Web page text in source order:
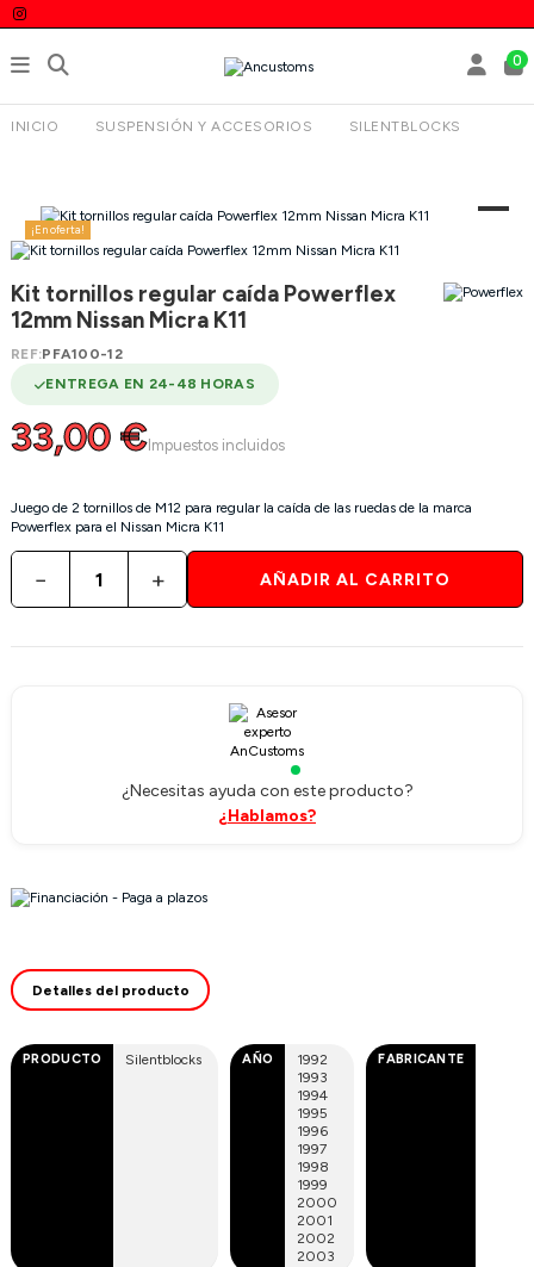
0
INICIO SUSPENSIÓN Y ACCESORIOS
SILENTBLOCKS
¡En oferta!
Kit tornillos regular caída Powerflex
12mm Nissan Micra K11
REF:PFA100-12
ENTREGA EN 24-48 HORAS
33,00 € Impuestos incluidos
Juego de 2 tornillos de M12 para regular la caída de las ruedas de la marca
Powerflex para el Nissan Micra K11
− + AÑADIR AL CARRITO
¿Necesitas ayuda con este producto?
¿Hablamos?
Detalles del producto
PRODUCTO Silentblocks AÑO
1992
1993
1994
1995
1996
1997
1998
1999
2000
2001
2002
2003
FABRICANTE